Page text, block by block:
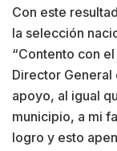
Con este
la selección
“Contento con
Director General
apoyo, al igual
municipio, a mi
logro y esto